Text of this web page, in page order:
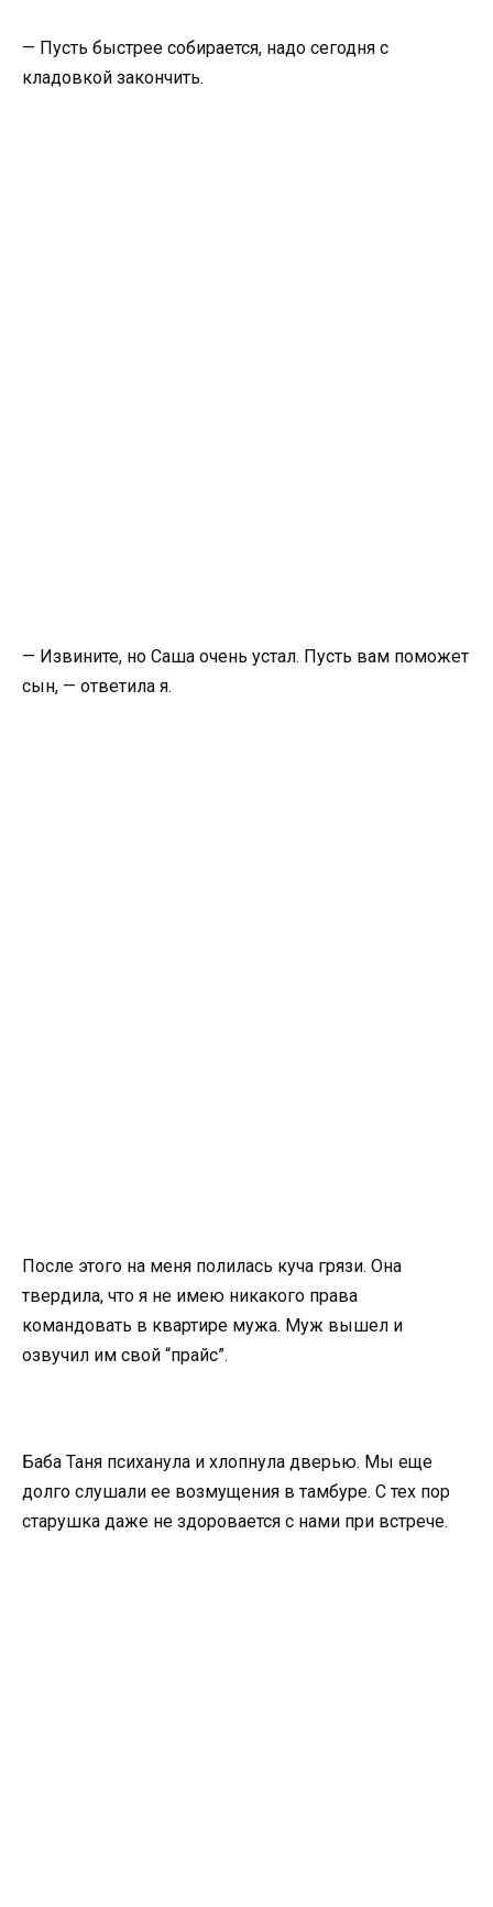
— Пусть быстрее собирается, надо сегодня с
кладовкой закончить.
— Извините, но Саша очень устал. Пусть вам поможет
сын, — ответила я.
После этого на меня полилась куча грязи. Она
твердила, что я не имею никакого права
командовать в квартире мужа. Муж вышел и
озвучил им свой “прайс”.
Баба Таня психанула и хлопнула дверью. Мы еще
долго слушали ее возмущения в тамбуре. С тех пор
старушка даже не здоровается с нами при встрече.